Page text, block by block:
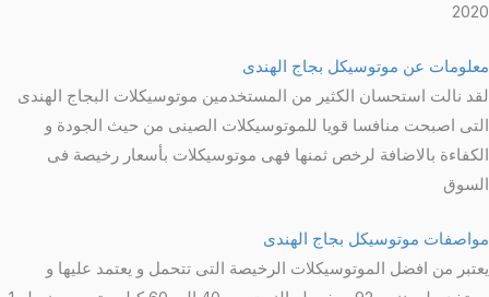
عن موتوسيكل بجاج الهندى
نالت استحسان الكثير من المستخدمين موتوسيكلات البجاج الهندى
اصبحت منافسا قويا للموتوسيكلات الصينى من حيث الجودة و
بالاضافة لرخص ثمنها فهى موتوسيكلات بأسعار رخيصة فى
موتوسيكل بجاج الهندى
من افضل الموتوسيكلات الرخيصة التى تتحمل و يعتمد عليها و